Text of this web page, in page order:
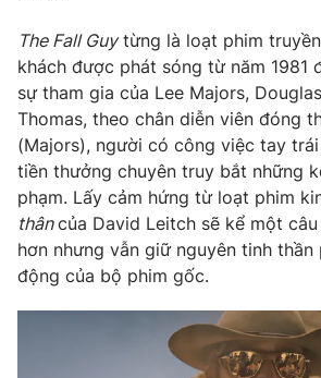
Giải sao mai
Sao
Làm đẹp
Chất lượng cuộc sống
Giáo dục
Tuyển sinh
Học trực tuyến
Công nghệ
Hitech Công nghệ tương lai
Sản phẩm
Thị trường
Tư vấn
Giao lưu trực tuyến
Lịch phát sóng
Podcast
The Fall Guytừng là loạt phim
khách được phát sóng từ năm 1981
sự tham gia của Lee Majors,
Thomas, theo chân diễn viên đóng
(Majors), người có công việc tay
tiền thưởng chuyên truy bắt những
phạm. Lấy cảm hứng từ loạt phim
thâncủa David Leitch sẽ kể một
hơn nhưng vẫn giữ nguyên tinh thần
động của bộ phim gốc.